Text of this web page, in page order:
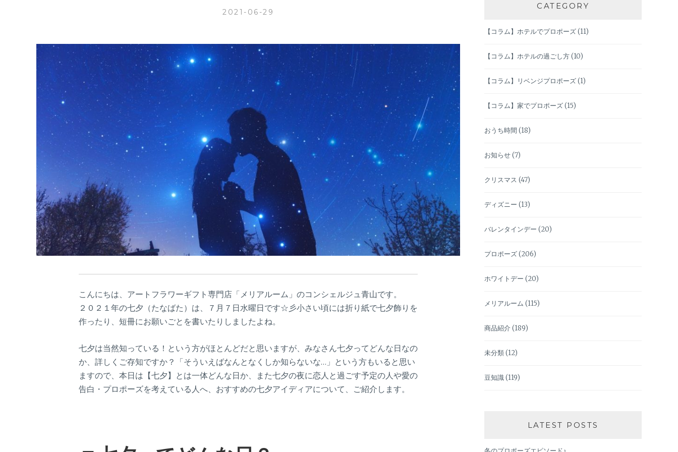
2021-06-29
こんにちは、アートフラワーギフト専門店「メリアルーム」のコンシェルジュ青山です。
２０２１年の七夕（たなばた）は、７月７日水曜日です☆彡小さい頃には折り紙で七夕飾りを
作ったり、短冊にお願いごとを書いたりしましたよね。
七夕は当然知っている！という方がほとんどだと思いますが、みなさん七夕ってどんな日なの
か、詳しくご存知ですか？「そういえばなんとなくしか知らないな…」という方もいると思い
ますので、本日は【七夕】とは一体どんな日か、また七夕の夜に恋人と過ごす予定の人や愛の
告白・プロポーズを考えている人へ、おすすめの七夕アイディアについて、ご紹介します。
CATEGORY
【コラム】ホテルでプロポーズ(11)
【コラム】ホテルの過ごし方(10)
【コラム】リベンジプロポーズ(1)
【コラム】家でプロポーズ(15)
おうち時間 (18)
お知らせ(7)
クリスマス (47)
ディズニー (13)
バレンタインデー (20)
プロポーズ(206)
ホワイトデー (20)
メリアルーム (115)
商品紹介 (189)
未分類(12)
豆知識(119)
LATEST POSTS